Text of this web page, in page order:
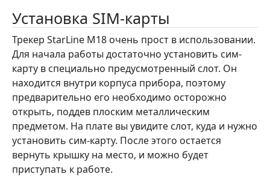
Установка SIM-карты
Трекер StarLine M18 очень прост в использовании.
Для начала работы достаточно установить сим-
карту в специально предусмотренный слот. Он
находится внутри корпуса прибора, поэтому
предварительно его необходимо осторожно
открыть, поддев плоским металлическим
предметом. На плате вы увидите слот, куда и нужно
установить сим-карту. После этого остается
вернуть крышку на место, и можно будет
приступать к работе.